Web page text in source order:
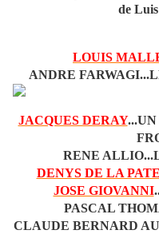
de
LOUIS
ANDRE
JACQUES DERAY
RENE
DENYS DE LA
JOSE GIOVANNI
PASCAL
CLAUDE BERNARD